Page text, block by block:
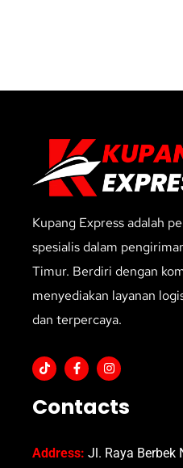
Kupang Express adalah
spesialis dalam
Timur. Berdiri dengan
menyediakan layanan
dan terpercaya.
Contacts
Address: Jl. Raya Berbek